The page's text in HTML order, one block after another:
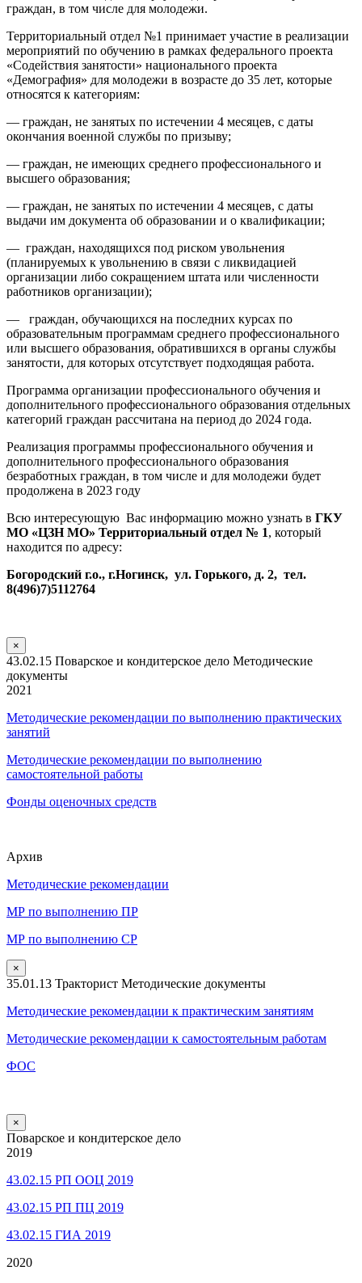
граждан, в том числе для молодежи.
Территориальный отдел №1 принимает участие в реализации
мероприятий по обучению в рамках федерального проекта
«Содействия занятости» национального проекта
«Демография» для молодежи в возрасте до 35 лет, которые
относятся к категориям:
— граждан, не занятых по истечении 4 месяцев, с даты
окончания военной службы по призыву;
— граждан, не имеющих среднего профессионального и
высшего образования;
— граждан, не занятых по истечении 4 месяцев, с даты
выдачи им документа об образовании и о квалификации;
— граждан, находящихся под риском увольнения
(планируемых к увольнению в связи с ликвидацией
организации либо сокращением штата или численности
работников организации);
— граждан, обучающихся на последних курсах по
образовательным программам среднего профессионального
или высшего образования, обратившихся в органы службы
занятости, для которых отсутствует подходящая работа.
Программа организации профессионального обучения и
дополнительного профессионального образования отдельных
категорий граждан рассчитана на период до 2024 года.
Реализация программы профессионального обучения и
дополнительного профессионального образования
безработных граждан, в том числе и для молодежи будет
продолжена в 2023 году
Всю интересующую Вас информацию можно узнать в ГКУ
МО «ЦЗН МО» Территориальный отдел № 1, который
находится по адресу:
Богородский г.о., г.Ногинск, ул. Горького, д. 2, тел.
8(496)7)5112764
×
43.02.15 Поварское и кондитерское дело Методические
документы
2021
Методические рекомендации по выполнению практических
занятий
Методические рекомендации по выполнению
самостоятельной работы
Фонды оценочных средств
Архив
Методические рекомендации
МР по выполнению ПР
МР по выполнению СР
×
35.01.13 Тракторист Методические документы
Методические рекомендации к практическим занятиям
Методические рекомендации к самостоятельным работам
ФОС
×
Поварское и кондитерское дело
2019
43.02.15 РП ООЦ 2019
43.02.15 РП ПЦ 2019
43.02.15 ГИА 2019
2020